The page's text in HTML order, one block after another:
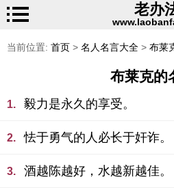
老办
当前位置: 首页 > 名人名言大全 > 布莱
布莱克的
1. 毅力是永久的享受。
2. 怯于勇气的人必长于奸诈。
3. 酒越陈越好，水越新越佳。